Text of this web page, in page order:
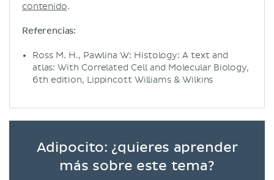
contenido.
Referencias:
Ross M. H., Pawlina W: Histology: A text and
atlas: With Correlated Cell and Molecular Biology,
6th edition, Lippincott Williams & Wilkins
Adipocito: ¿quieres aprender
más sobre este tema?